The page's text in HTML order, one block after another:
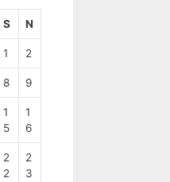
S N
1 2
8 9
1
5
1
6
2
2
2
3